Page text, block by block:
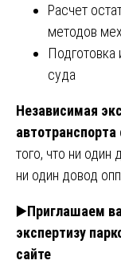
Расчет
методов
Подготовка
суда
Независимая
автотранспорта
того, что ни один
ни один довод
▶️Приглашаем
экспертизу
сайте